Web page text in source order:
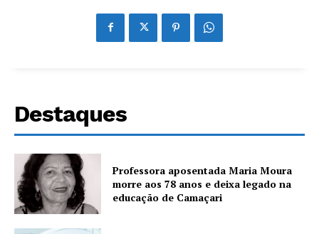
Destaques
Professora aposentada Maria Moura
morre aos 78 anos e deixa legado na
educação de Camaçari